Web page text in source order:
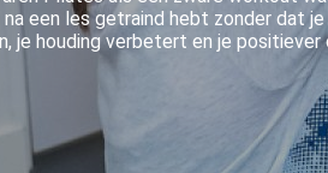
een les getraind hebt zonder dat
houding verbetert en je positiever